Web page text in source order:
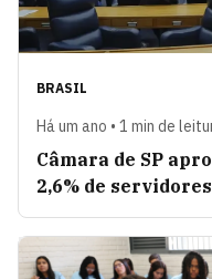
BRASIL
Há um ano • 1 min de
Câmara de SP
2,6% de servidores